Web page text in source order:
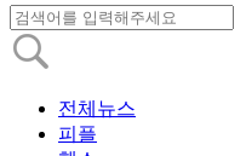
전체뉴스
피플